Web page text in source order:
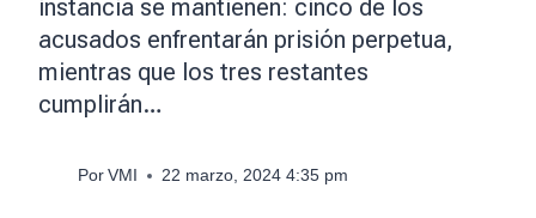
instancia se mantienen: cinco de los
acusados enfrentarán prisión perpetua,
mientras que los tres restantes
cumplirán…
Por VMI 22 marzo, 2024 4:35 pm